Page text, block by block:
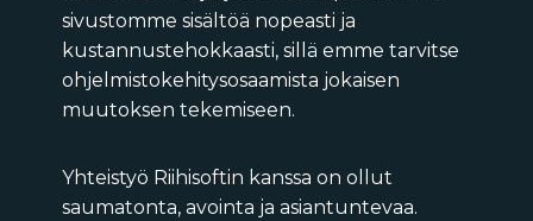
sivustomme sisältöä nopeasti ja
kustannustehokkaasti, sillä emme tarvitse
ohjelmistokehitysosaamista jokaisen
muutoksen tekemiseen.
Yhteistyö Riihisoftin kanssa on ollut
saumatonta, avointa ja asiantuntevaa.